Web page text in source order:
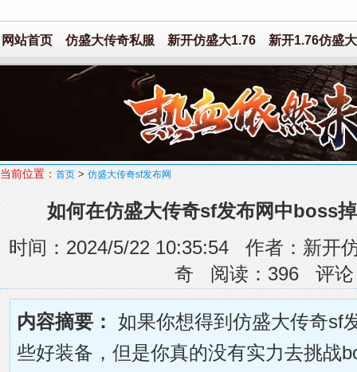
网站首页 仿盛大传奇私服 新开仿盛大1.76 新开1.76仿盛大
当前位置： 首页 > 仿盛大传奇sf发布网
如何在仿盛大传奇sf发布网中boss
时间：2024/5/22 10:35:54 作者：新开
奇 阅读： 396 评论
内容摘要： 如果你想得到仿盛大传奇sf
些好装备，但是你真的没有实力去挑战